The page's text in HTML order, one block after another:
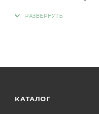
Золото (особенно
КАТАЛОГ